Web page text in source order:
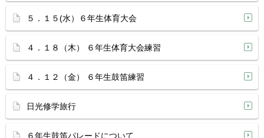
５．１５(水）６年生体育大会
４．１８（木） ６年生体育大会練習
４．１２（金） ６年生鼓笛練習
日光修学旅行
６年生鼓笛パレードについて